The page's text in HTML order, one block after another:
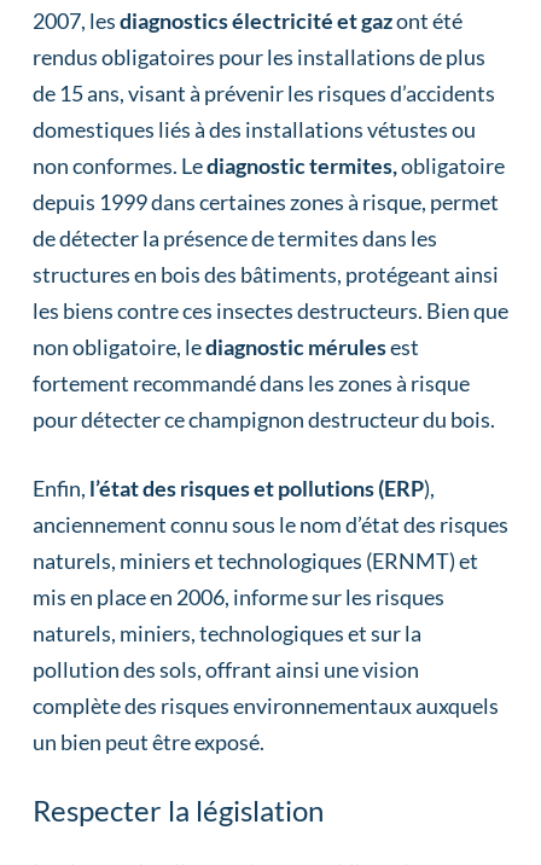
2007, lesdiagnostics électricité et gazont été
rendus obligatoires pour les installations de plus
de 15 ans, visant à prévenir les risques d’accidents
domestiques liés à des installations vétustes ou
non conformes. Lediagnostic termites,obligatoire
depuis 1999 dans certaines zones à risque, permet
de détecter la présence de termites dans les
structures en bois des bâtiments, protégeant ainsi
les biens contre ces insectes destructeurs. Bien que
non obligatoire, lediagnostic mérulesest
fortement recommandé dans les zones à risque
pour détecter ce champignon destructeur du bois.
Enfin, l’état des risques et pollutions (ERP),
anciennement connu sous le nom d’état des risques
naturels, miniers et technologiques (ERNMT) et
mis en place en 2006, informe sur les risques
naturels, miniers, technologiques et sur la
pollution des sols, offrant ainsi une vision
complète des risques environnementaux auxquels
un bien peut être exposé.
Respecter la législation